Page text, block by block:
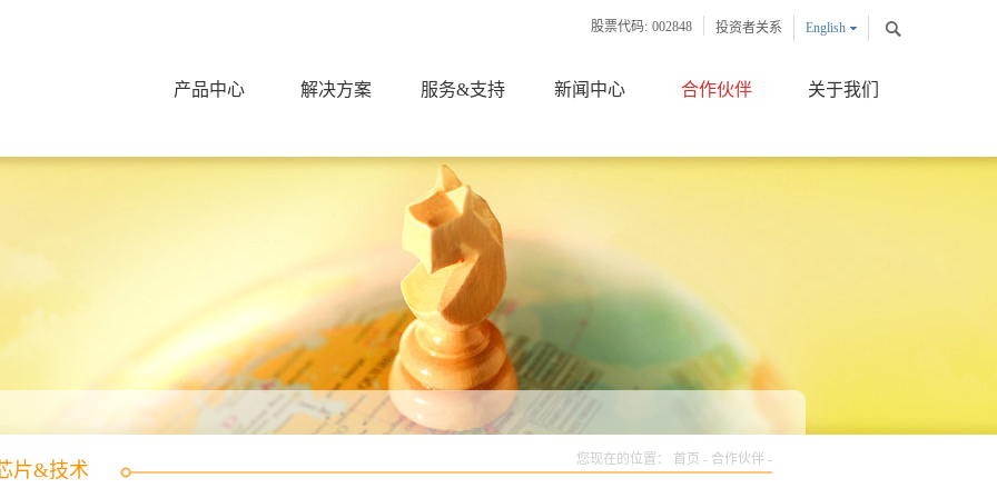
English
投资者关系
股票代码: 002848
产品中心 解决方案 服务&支持 新闻中心 合作伙伴 关于我们
片&技术 您现在的位置： 首页 - 合作伙伴 -